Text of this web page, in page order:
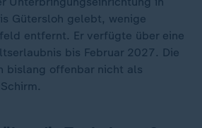
Gütersloh gelebt, wenige
entfernt. Er verfügte über eine
bis Februar 2027. Die
bislang offenbar nicht als